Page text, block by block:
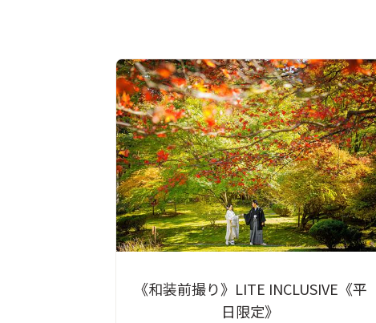
《和装前撮り》LITE INCLUSIVE《平
日限定》